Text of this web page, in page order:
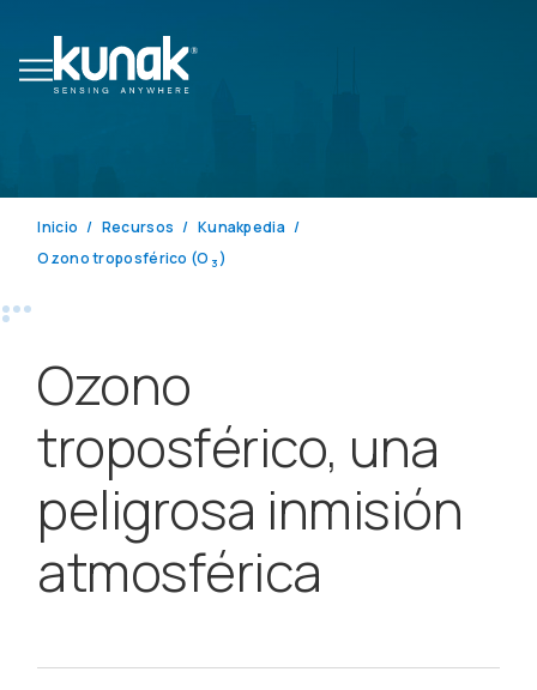
Inicio Recursos
Kunakpedia
Ozono troposférico (O 3 )
Ozono
troposférico, una
peligrosa inmisión
atmosférica